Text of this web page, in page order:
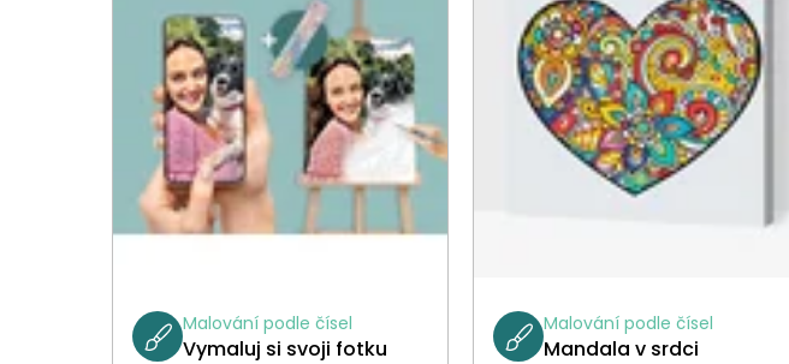
Malování podle čísel
Vymaluj si svoji fotku
Malování podle čísel
Mandala v srdci